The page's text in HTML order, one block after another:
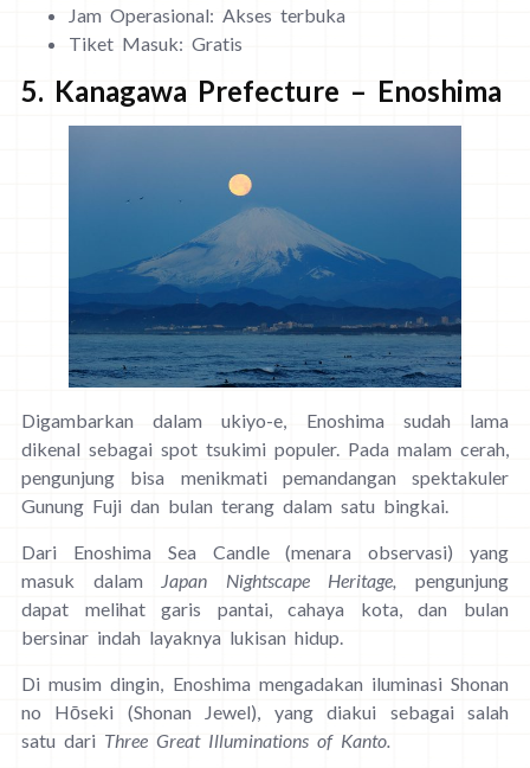
Jam Operasional: Akses terbuka
Tiket Masuk: Gratis
5. Kanagawa Prefecture – Enoshima
Digambarkan dalam ukiyo-e, Enoshima sudah lama
dikenal sebagai spot tsukimi populer. Pada malam cerah,
pengunjung bisa menikmati pemandangan spektakuler
Gunung Fuji dan bulan terang dalam satu bingkai.
Dari Enoshima Sea Candle (menara observasi) yang
masuk dalam Japan Nightscape Heritage,pengunjung
dapat melihat garis pantai, cahaya kota, dan bulan
bersinar indah layaknya lukisan hidup.
Di musim dingin, Enoshima mengadakan iluminasi Shonan
no Hōseki (Shonan Jewel), yang diakui sebagai salah
satu dari Three Great Illuminations of Kanto.